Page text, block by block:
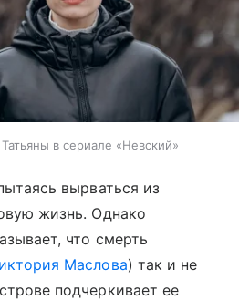
в сериале «Невский»
вырваться из
жизнь. Однако
что смерть
Маслова) так и не
подчеркивает ее